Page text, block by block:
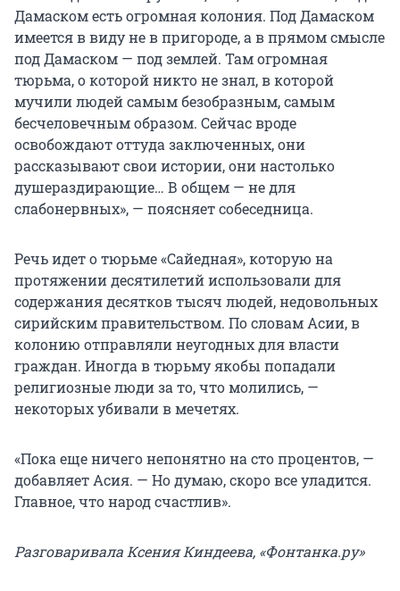
Дамаском есть огромная колония. Под Дамаском
имеется в виду не в пригороде, а в прямом смысле
под Дамаском — под землей. Там огромная
тюрьма, о которой никто не знал, в которой
мучили людей самым безобразным, самым
бесчеловечным образом. Сейчас вроде
освобождают оттуда заключенных, они
рассказывают свои истории, они настолько
душераздирающие… В общем — не для
слабонервных», — поясняет собеседница.
Речь идет о тюрьме «Сайедная», которую на
протяжении десятилетий использовали для
содержания десятков тысяч людей, недовольных
сирийским правительством. По словам Асии, в
колонию отправляли неугодных для власти
граждан. Иногда в тюрьму якобы попадали
религиозные люди за то, что молились, —
некоторых убивали в мечетях.
«Пока еще ничего непонятно на сто процентов, —
добавляет Асия. — Но думаю, скоро все уладится.
Главное, что народ счастлив».
Разговаривала Ксения Киндеева, «Фонтанка.ру»